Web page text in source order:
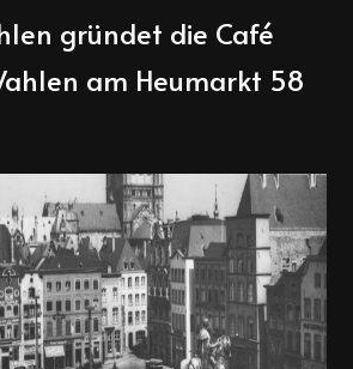
gründet die Café
am Heumarkt 58